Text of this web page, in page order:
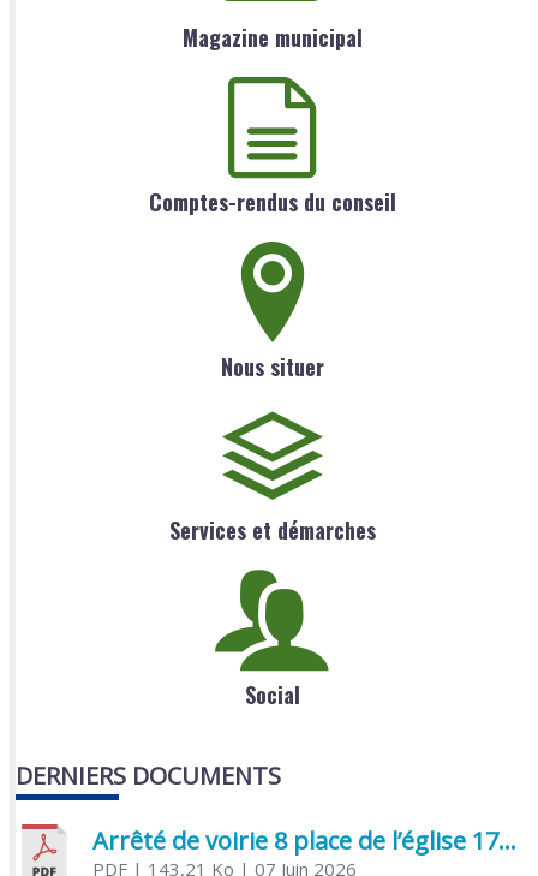
Magazine municipal
Comptes-rendus du conseil
Nous situer
Services et démarches
Social
DERNIERS DOCUMENTS
Arrêté de voirie 8 place de l’église 17170 Benon
PDF| 143,21 Ko | 07 Juin 2026